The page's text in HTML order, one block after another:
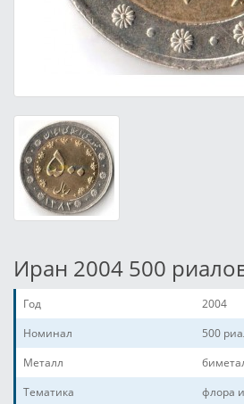
Иран 2004 500
Год
2004
Номинал
500
Металл
Тематика
флора